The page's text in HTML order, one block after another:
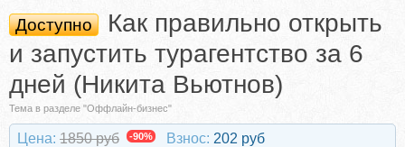
Доступно
Как правильно открыть
и запустить турагентство за 6
дней (Никита Вьютнов)
Тема в разделе "Оффлайн-бизнес"
Цена: 1850 руб -90% Взнос: 202 руб